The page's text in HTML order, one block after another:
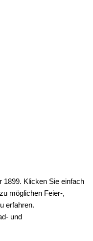
1899. Klicken Sie einfach
möglichen Feier-,
erfahren.
und